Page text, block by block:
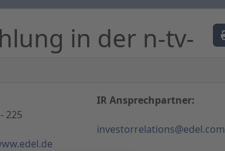
in der n-tv-
225
IR Ansprechpartner:
investorrelations@edel.com